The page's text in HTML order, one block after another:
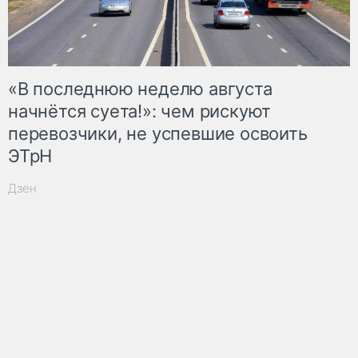
«В последнюю неделю августа
начнётся суета!»: чем рискуют
перевозчики, не успевшие освоить
ЭТрН
Дзен